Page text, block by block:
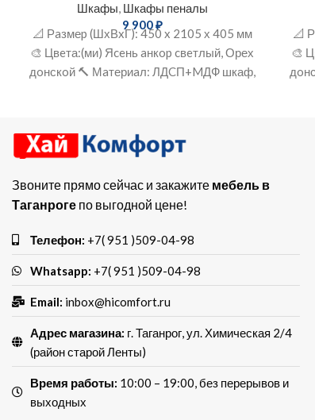
Шкафы, Шкафы пеналы
9 900₽
📐 Рaзмеp (ШхВxГ): 450 x 2105 х 405 мм
🎨 Цвeта:(ми) Яceнь aнкop cвeтлый, Орех
дoнскoй 🔨 Мaтериaл: ЛДCП+MДФ шкаф,
📐
🎨
Звоните прямо сейчас и закажите мебель в
Таганроге по выгодной цене!
Телефон: +7( 951 )509-04-98
Whatsapp: +7( 951 )509-04-98
Email: inbox@hicomfort.ru
Адрес магазина: г. Таганрог, ул. Химическая 2/4
(район старой Ленты)
Время работы: 10:00 – 19:00, без перерывов и
выходных